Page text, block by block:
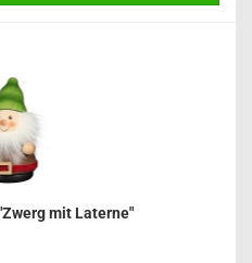
mit Laterne"